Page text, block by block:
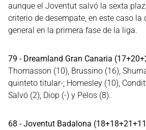
aunque el Joventut salvó la sexta
criterio de desempate, en este caso
general en la primera fase de la liga.
79 - Dreamland Gran Canaria
Thomasson (10), Brussino (16),
quinteto titular-; Homesley (10),
Salvó (2), Diop (-) y Pelos (8).
68 - Joventut Badalona